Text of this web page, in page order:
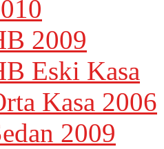
2009
Eski Kasa
Kasa 2006
2009